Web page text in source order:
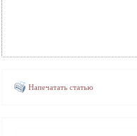
Напечатать статью